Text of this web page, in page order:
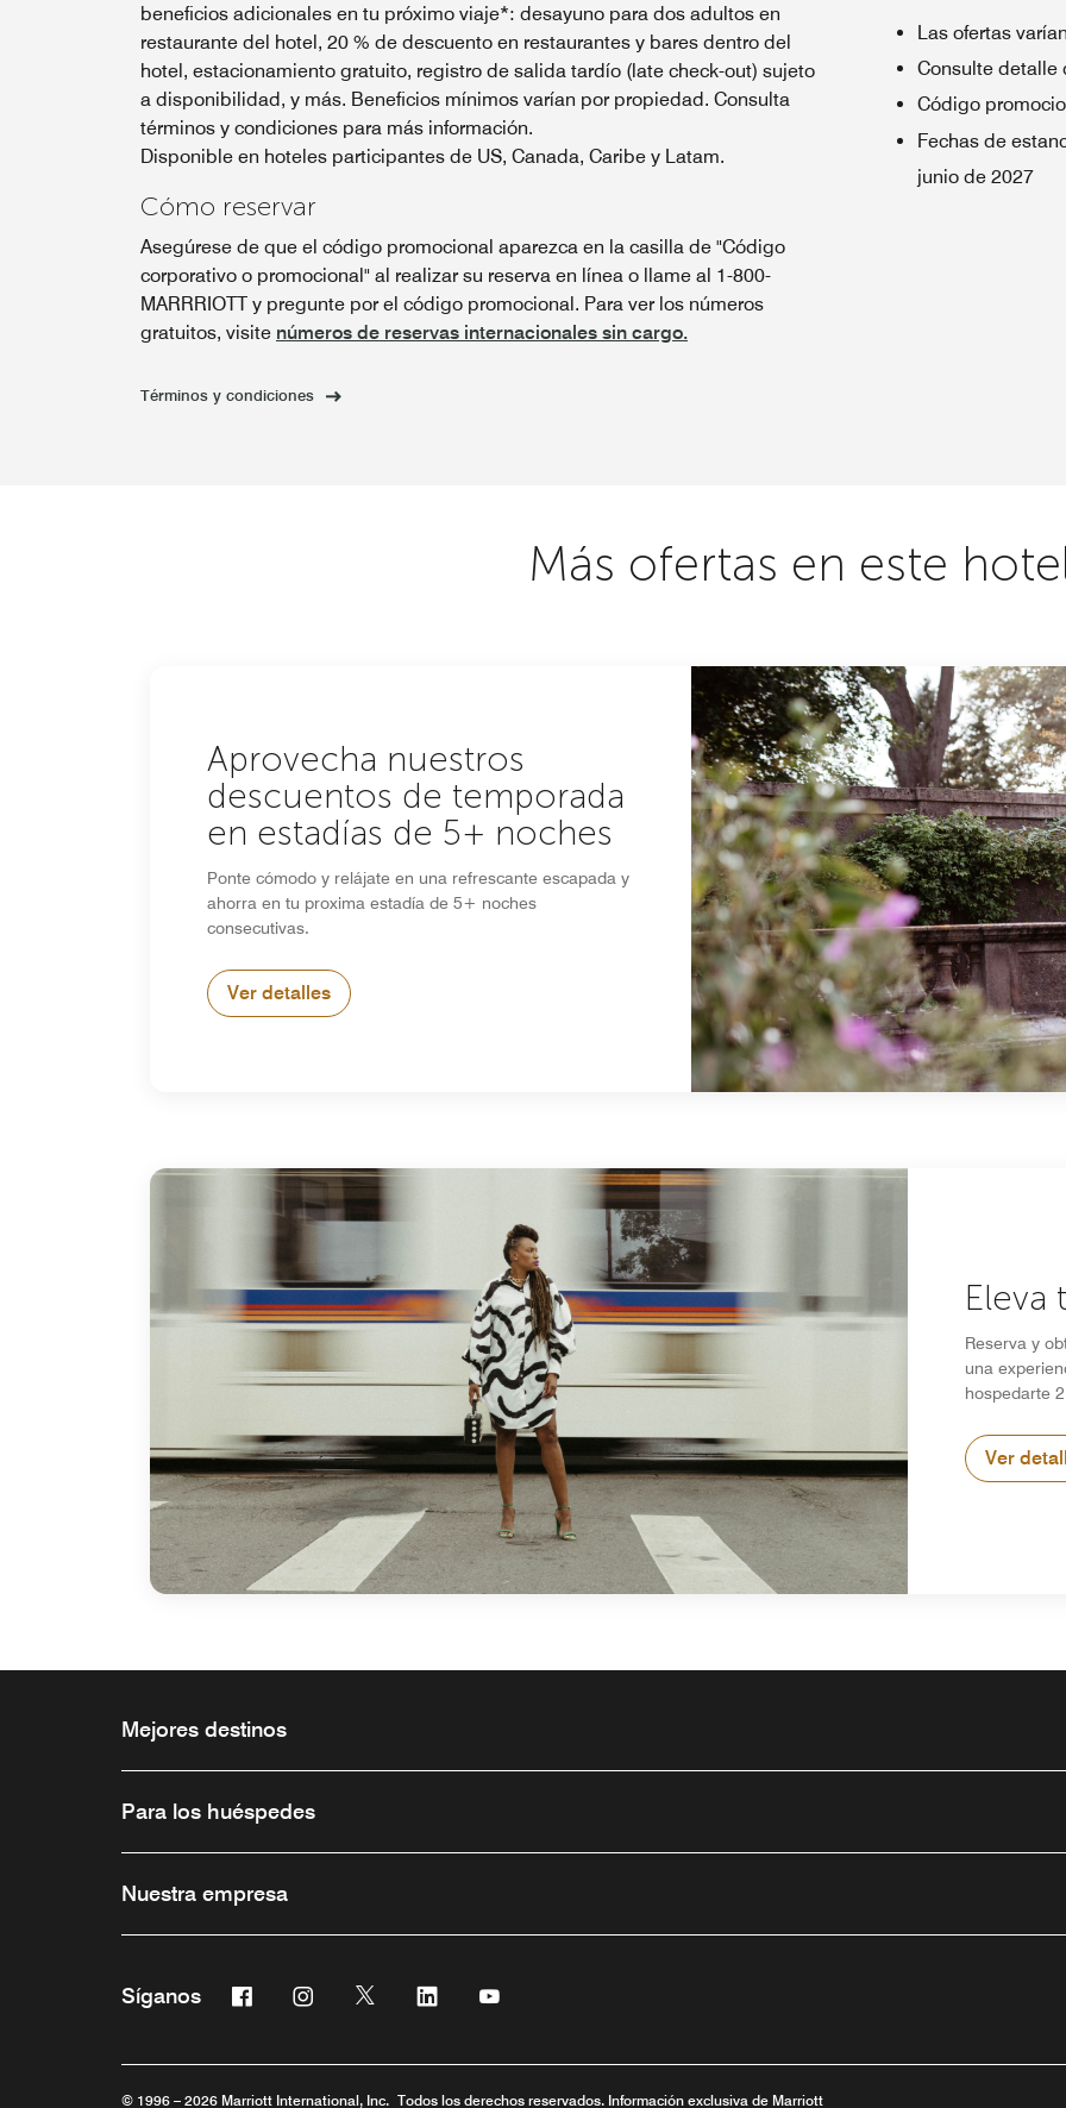
beneficios adicionales en tu próximo viaje*: desayuno para dos adultos en
restaurante del hotel, 20 % de descuento en restaurantes y bares dentro del
hotel, estacionamiento gratuito, registro de salida tardío (late check-out) sujeto
a disponibilidad, y más. Beneficios mínimos varían por propiedad. Consulta
términos y condiciones para más información.
Disponible en hoteles participantes de US, Canada, Caribe y Latam.
Cómo reservar
Asegúrese de que el código promocional aparezca en la casilla de "Código
corporativo o promocional" al realizar su reserva en línea o llame al 1-800-
MARRRIOTT y pregunte por el código promocional. Para ver los números
gratuitos, visite números de reservas internacionales sin cargo.
Términos y condiciones
Las ofertas
Consulte detalle
Código
Fechas de
junio de 2027
Más ofertas en este
Aprovecha nuestros
descuentos de temporada
en estadías de 5+ noches
Ponte cómodo y relájate en una refrescante escapada y
ahorra en tu proxima estadía de 5+ noches
consecutivas.
Ver detalles
Eleva
Reserva y
una
hospedarte
Ver
Mejores destinos
Para los huéspedes
Nuestra empresa
Síganos Facebook
Abre una ventana nueva
Instagram
Abre una ventana nueva
Twitter
Abre una ventana nueva
Linkedin
Abre una ventana nueva
Abre una ventana nueva
© 1996 – 2026 Marriott International, Inc. Todos los derechos reservados. Información exclusiva de Marriott